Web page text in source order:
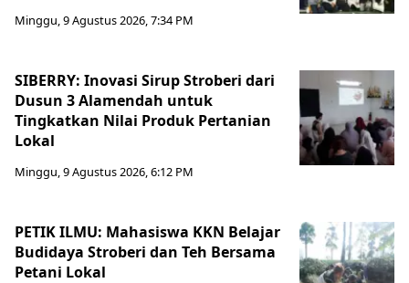
Minggu, 9 Agustus 2026, 7:34 PM
SIBERRY: Inovasi Sirup Stroberi dari
Dusun 3 Alamendah untuk
Tingkatkan Nilai Produk Pertanian
Lokal
Minggu, 9 Agustus 2026, 6:12 PM
PETIK ILMU: Mahasiswa KKN Belajar
Budidaya Stroberi dan Teh Bersama
Petani Lokal